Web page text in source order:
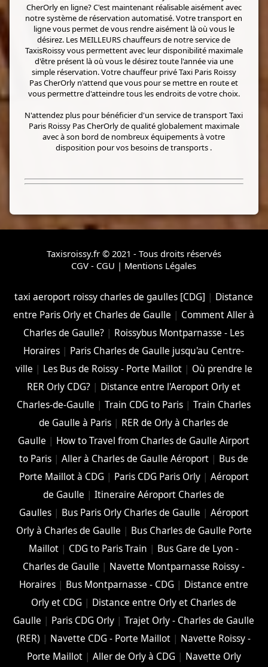
CherOrly en ligne? C'est maintenant réalisable aisément avec
notre système de réservation automatisé. Votre transport en
ligne vous permet de vous rendre aisément là où vous le
désirez. Les MEILLEURS chauffeurs de notre service de
TaxisRoissy vous permettent avec leur disponibilité maximale
d'être présent là où vous le désirez toute l'année via une
simple réservation. Votre chauffeur privé Taxi Paris Roissy
Pas CherOrly n'attend que vous pour se mettre en route et
vous permettre d'atteindre tous les endroits de votre choix.
N'attendez plus pour bénéficier d'un service de transport Taxi
Paris Roissy Pas CherOrly de qualité globalement maximale
avec à son bord de nombreux équipements à votre
disposition pour vos besoins de transports .
Taxisroissy.fr © 2021 - Tous droits réservés
CGV - CGU | Mentions Légales
taxi aeroport roissy charles de gaulles [CDG] | Distance
entre Paris Orly et Charles de Gaulle | Comment Aller à
Charles de Gaulle? | Roissybus Montparnasse - Les
Horaires | Paris Charles de Gaulle jusqu'au Centre-
ville | Les Bus de Roissy - Porte Maillot| Où prendre le
RER Orly CDG? | Distance entre l'Aeroport Orly et
Charles-de-Gaulle |Train CDG to Paris |Train Charles
de Gaulle à Paris | RER de Orly à Charles de
Gaulle | How to Travel from Charles de Gaulle Airport
to Paris |Aller à Charles de Gaulle Aéroport | Bus de
Porte Maillot à CDG | Paris CDG Paris Orly| Aéroport
de Gaulle |Itineraire Aéroport Charles de
Gaulles| Bus Paris Orly Charles de Gaulle | Aéroport
Orly à Charles de Gaulle | Bus Charles de Gaulle Porte
Maillot | CDG to Paris Train | Bus Gare de Lyon -
Charles de Gaulle | Navette Montparnasse Roissy -
Horaires | Bus Montparnasse - CDG | Distance entre
Orly et CDG | Distance entre Orly et Charles de
Gaulle | Paris CDG Orly |Trajet Orly - Charles de Gaulle
(RER) | Navette CDG - Porte Maillot | Navette Roissy -
Porte Maillot| Aller de Orly à CDG | Navette Orly